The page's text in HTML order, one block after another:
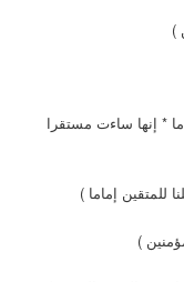
)
* إنها ساءت مستقرا
للمتقين إماما )
)